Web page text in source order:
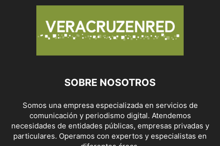
SOBRE NOSOTROS
Somos una empresa especializada en servicios de
comunicación y periodismo digital. Atendemos
necesidades de entidades públicas, empresas privadas y
particulares. Operamos con expertos y especialistas en